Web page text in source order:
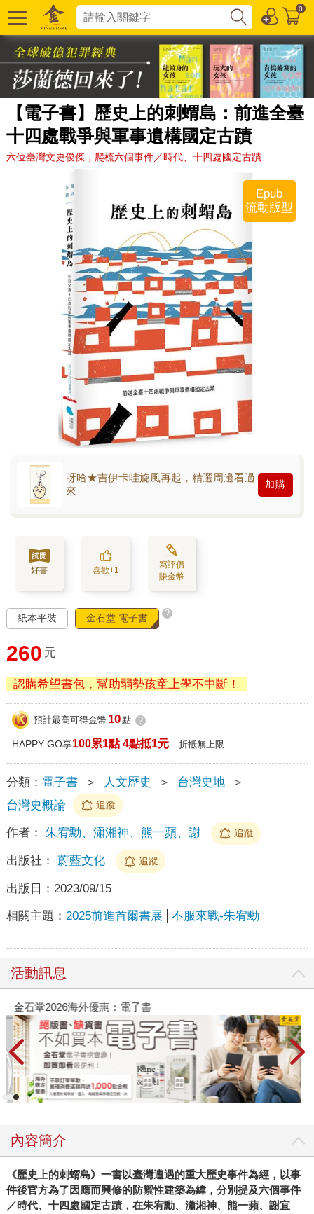
0
【電子書】歷史上的刺蝟島：前進全臺
十四處戰爭與軍事遺構國定古蹟
六位臺灣文史俊傑，爬梳六個事件／時代、十四處國定古蹟
Epub
流動版型
呀哈★吉伊卡哇旋風再起，精選周邊看過
來
加購
好書 喜歡+1
寫評價
賺金幣
紙本平裝 金石堂 電子書 ?
260 元
認購希望書包，幫助弱勢孩童上學不中斷！
預計最高可得金幣 10點 ?
HAPPY GO享100累1點 4點抵1元 折抵無上限
分類： 電子書 ＞ 人文歷史 ＞ 台灣史地
＞
台灣史概論
追蹤
作者： 朱宥勳、瀟湘神、熊一蘋、謝 追蹤
出版社： 蔚藍文化 追蹤
出版日： 2023/09/15
相關主題： 2025前進首爾書展 不服來戰-朱宥勳
活動訊息
金石堂2026海外優惠：電子書
內容簡介
《歷史上的刺蝟島》一書以臺灣遭遇的重大歷史事件為經，以事
件後官方為了因應而興修的防禦性建築為緯，分別提及六個事件
／時代、十四處國定古蹟，在朱宥勳、瀟湘神、熊一蘋、謝宜